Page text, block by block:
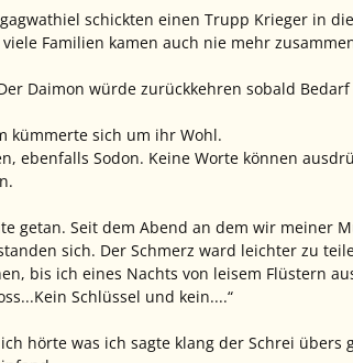
schickten einen Trupp Krieger in
Familien kamen auch nie mehr
Daimon würde zurückkehren sobald
kümmerte sich um ihr Wohl.
ebenfalls Sodon. Keine Worte können
getan. Seit dem Abend an dem wir meiner
sich. Der Schmerz ward leichter zu
bis ich eines Nachts von leisem Flüstern
Schlüssel und kein....“
hörte was ich sagte klang der Schrei übers